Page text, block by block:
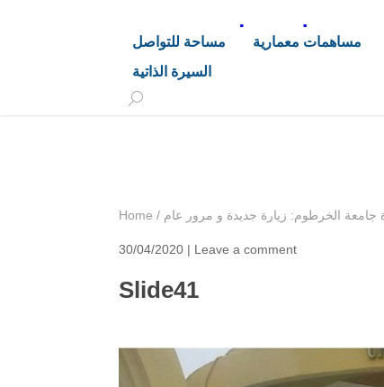
د. هاشم خليفة محجوب
مساحة للتواصل مساهمات معمارية
السيرة الذاتية
Home / جامعة الخرطوم: زيارة جديدة و مرور عام
30/04/2020 | Leave a comment
Slide41